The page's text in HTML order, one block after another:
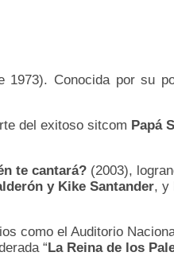
1973). Conocida por su
del exitoso sitcom Papá
te cantará? (2003),
y Kike Santander, y
como el Auditorio
“La Reina de los